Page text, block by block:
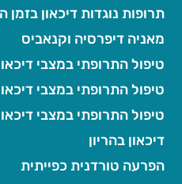
תרופות נוגדות דיכאון בזמן
מאניה דיפרסיה וקנאביס
טיפול התרופתי במצבי
טיפול התרופתי במצבי
טיפול התרופתי במצבי
דיכאון בהריון
הפרעה טורדנית כפייתית